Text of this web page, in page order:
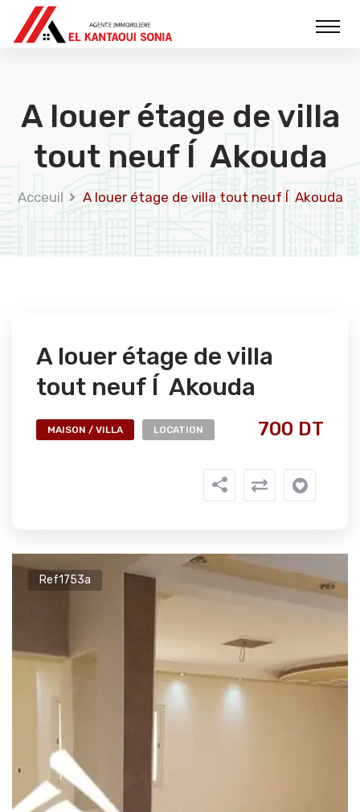
A louer étage de villa
tout neuf Í Akouda
Acceuil A louer étage de villa tout neuf Í Akouda
A louer étage de villa
tout neuf Í Akouda
MAISON / VILLA LOCATION 700 DT
Ref1753a